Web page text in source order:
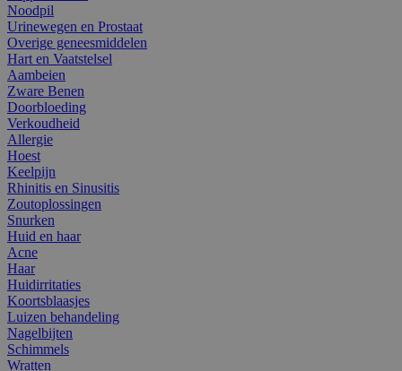
Noodpil
Urinewegen en Prostaat
Overige geneesmiddelen
Hart en Vaatstelsel
Aambeien
Zware Benen
Doorbloeding
Verkoudheid
Allergie
Hoest
Keelpijn
Rhinitis en Sinusitis
Zoutoplossingen
Snurken
Huid en haar
Acne
Haar
Huidirritaties
Koortsblaasjes
Luizen behandeling
Nagelbijten
Schimmels
Wratten